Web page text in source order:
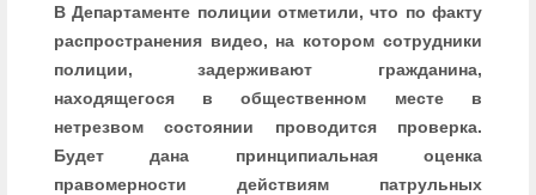
В Департаменте полиции отметили, что по факту
распространения видео, на котором сотрудники
полиции, задерживают гражданина,
находящегося в общественном месте в
нетрезвом состоянии проводится проверка.
Будет дана принципиальная оценка
правомерности действиям патрульных